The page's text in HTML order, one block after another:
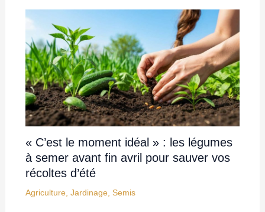
« C’est le moment idéal » : les légumes
à semer avant fin avril pour sauver vos
récoltes d’été
Agriculture Jardinage Semis